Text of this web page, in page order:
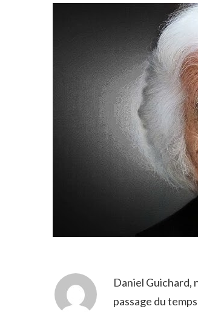
Daniel Guichard,
passage du